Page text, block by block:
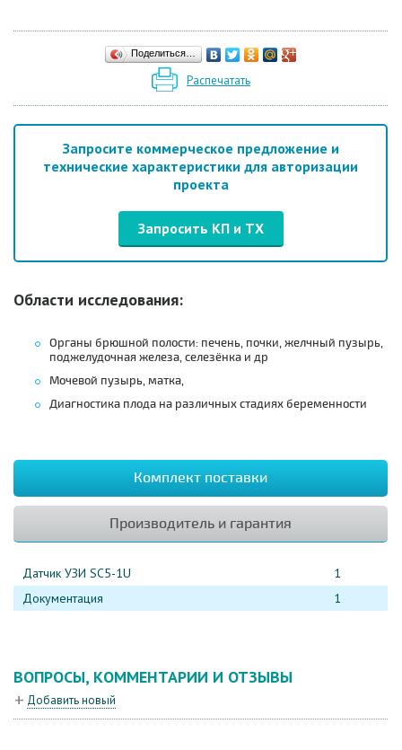
Поделиться…
Распечатать
Запросите коммерческое предложение и
технические характеристики для авторизации
проекта
Запросить КП и ТХ
Области исследования:
Органы брюшной полости: печень, почки, желчный пузырь,
поджелудочная железа, селезёнка и др
Мочевой пузырь, матка,
Диагностика плода на различных стадиях беременности
Комплект поставки
Производитель и гарантия
Датчик УЗИ SC5-1U
1
Документация
1
ВОПРОСЫ, КОММЕНТАРИИ И ОТЗЫВЫ
Добавить новый